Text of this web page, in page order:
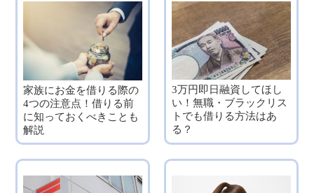
家族にお金を借りる際の
4つの注意点！借りる前
に知っておくべきことも
解説
3万円即日融資してほし
い！無職・ブラックリス
トでも借りる方法はあ
る？